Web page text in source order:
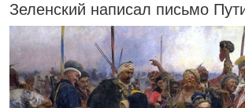
Зеленский написал письмо